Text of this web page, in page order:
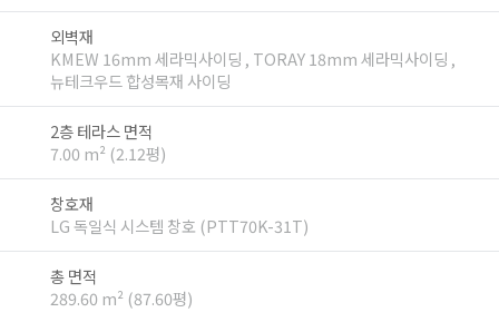
외벽재
KMEW 16mm 세라믹사이딩 , TORAY 18mm 세라믹사이딩 ,
뉴테크우드 합성목재 사이딩
2층 테라스 면적
7.00 m² (2.12평)
창호재
LG 독일식 시스템 창호 (PTT70K-31T)
총 면적
289.60 m² (87.60평)